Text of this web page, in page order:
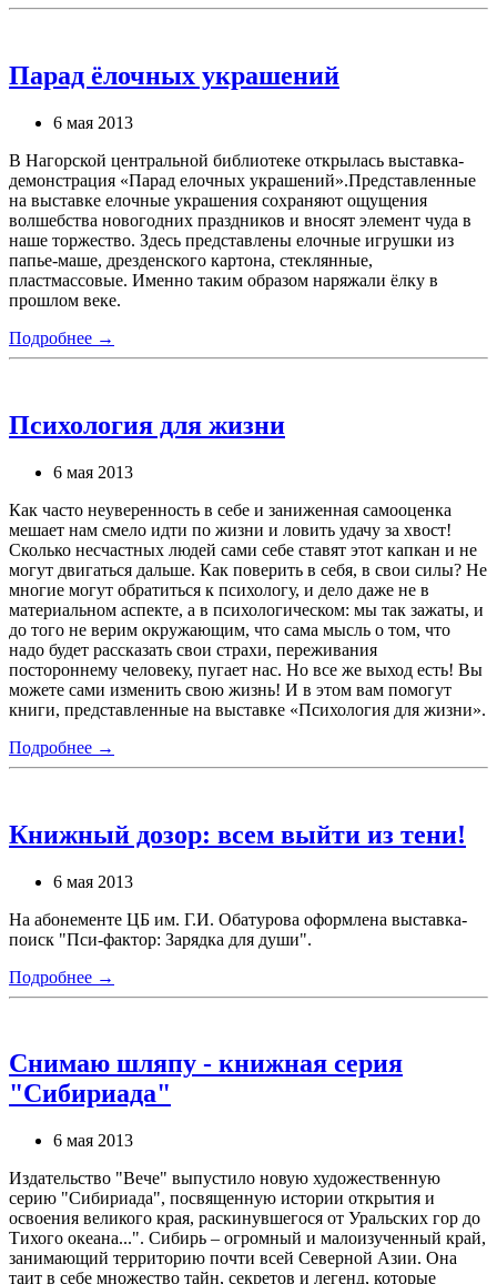
Парад ёлочных украшений
6 мая 2013
В Нагорской центральной библиотеке открылась выставка-
демонстрация «Парад елочных украшений».Представленные
на выставке елочные украшения сохраняют ощущения
волшебства новогодних праздников и вносят элемент чуда в
наше торжество. Здесь представлены елочные игрушки из
папье-маше, дрезденского картона, стеклянные,
пластмассовые. Именно таким образом наряжали ёлку в
прошлом веке.
Подробнее →
Психология для жизни
6 мая 2013
Как часто неуверенность в себе и заниженная самооценка
мешает нам смело идти по жизни и ловить удачу за хвост!
Сколько несчастных людей сами себе ставят этот капкан и не
могут двигаться дальше. Как поверить в себя, в свои силы? Не
многие могут обратиться к психологу, и дело даже не в
материальном аспекте, а в психологическом: мы так зажаты, и
до того не верим окружающим, что сама мысль о том, что
надо будет рассказать свои страхи, переживания
постороннему человеку, пугает нас. Но все же выход есть! Вы
можете сами изменить свою жизнь! И в этом вам помогут
книги, представленные на выставке «Психология для жизни».
Подробнее →
Книжный дозор: всем выйти из тени!
6 мая 2013
На абонементе ЦБ им. Г.И. Обатурова оформлена выставка-
поиск "Пси-фактор: Зарядка для души".
Подробнее →
Снимаю шляпу - книжная серия
"Сибириада"
6 мая 2013
Издательство "Вече" выпустило новую художественную
серию "Сибириада", посвященную истории открытия и
освоения великого края, раскинувшегося от Уральских гор до
Тихого океана...". Сибирь – огромный и малоизученный край,
занимающий территорию почти всей Северной Азии. Она
таит в себе множество тайн, секретов и легенд, которые